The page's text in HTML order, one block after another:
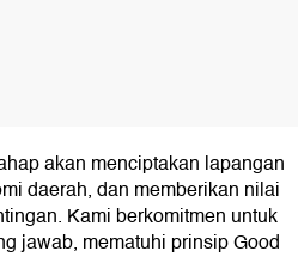
akan menciptakan lapangan
daerah, dan memberikan nilai
Kami berkomitmen untuk
jawab, mematuhi prinsip Good